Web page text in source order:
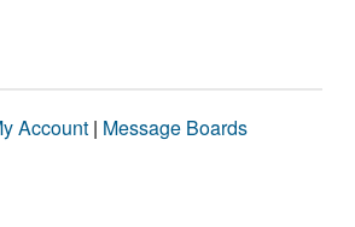
Account | Message Boards